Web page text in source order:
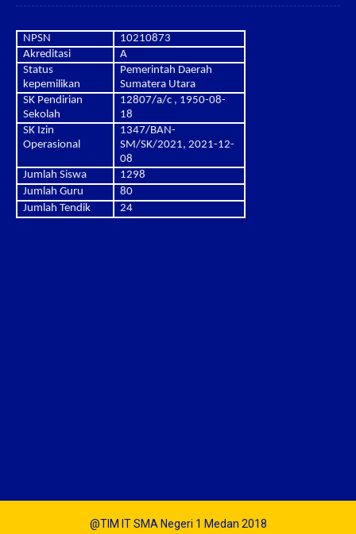
NPSN
10210873
Akreditasi
A
Status
kepemilikan
Pemerintah Daerah
Sumatera Utara
SK Pendirian
Sekolah
12807/a/c , 1950-08-
18
SK Izin
Operasional
1347/BAN-
SM/SK/2021, 2021-12-
08
Jumlah Siswa
1298
Jumlah Guru
80
Jumlah Tendik
24
@TIM IT SMA Negeri 1 Medan 2018